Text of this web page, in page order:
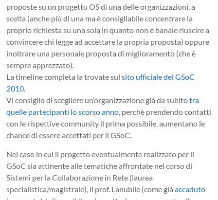
proposte su un progetto OS di una delle organizzazioni, a
scelta (anche più di una ma è consigliabile concentrare la
proprio richiesta su una sola in quanto non è banale riuscire a
convincere chi legge ad accettare la propria proposta) oppure
inoltrare una personale proposta di miglioramento (che è
sempre apprezzato).
La timeline completa la trovate sulsito ufficiale del GSoC
2010.
Vi consiglio di scegliere un’organizzazione già da subitotra
quelle partecipanti lo scorso anno, perchè prendendo contatti
con le rispettive community il prima possibile, aumentano le
chance di essere accettati per il GSoC.
Nel caso in cui il progetto eventualmente realizzato per il
GSoC sia attinente alle tematiche affrontate nel corso di
Sistemi per la Collaborazione in Rete (laurea
specialistica/magistrale), il prof. Lanubile (come giàaccaduto